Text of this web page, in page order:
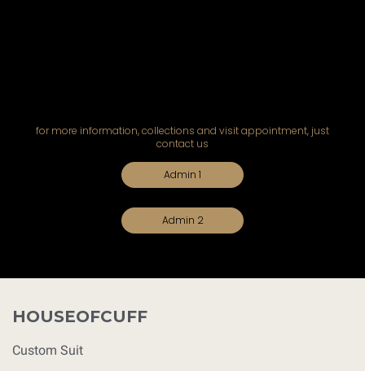
for more information, collections and visit appointment, just
contact us
Admin 1
Admin 2
HOUSEOFCUFF
Custom Suit